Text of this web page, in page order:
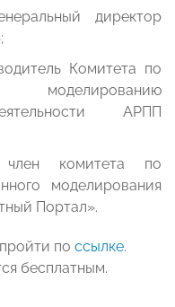
директор
Комитета по
АРПП
комитета по
моделирования
Портал».
по ссылке.
бесплатным.